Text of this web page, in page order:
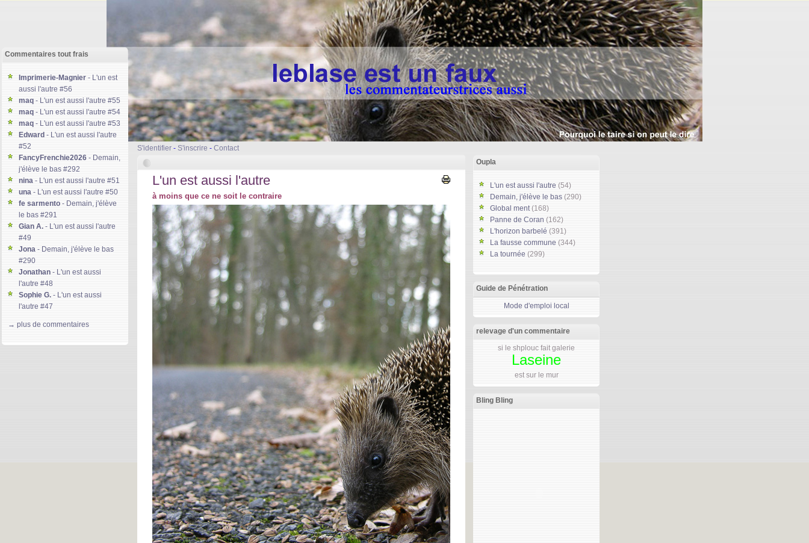
S'identifier - S'inscrire - Contact
Commentaires tout frais
Imprimerie-Magnier - L'un est
aussi l'autre #56
maq - L'un est aussi l'autre #55
maq - L'un est aussi l'autre #54
maq - L'un est aussi l'autre #53
Edward - L'un est aussi l'autre
#52
FancyFrenchie2026 - Demain,
j'élève le bas #292
nina - L'un est aussi l'autre #51
una - L'un est aussi l'autre #50
fe sarmento - Demain, j'élève
le bas #291
Gian A. - L'un est aussi l'autre
#49
Jona - Demain, j'élève le bas
#290
Jonathan - L'un est aussi
l'autre #48
Sophie G. - L'un est aussi
l'autre #47
#46
→ plus de commentaires
L'un est aussi l'autre
à moins que ce ne soit le contraire
Oupla
L'un est aussi l'autre (54)
Demain, j'élève le bas (290)
Global ment(168)
Panne de Coran (162)
L'horizon barbelé (391)
La fausse commune (344)
La tournée (299)
Guide de Pénétration
Mode d'emploi local
relevage d'un commentaire
si le shplouc fait galerie
Laseine
est sur le mur
Bling Bling